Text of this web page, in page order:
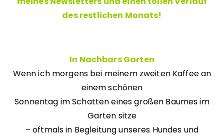
des restlichen Monats!
In Nachbars Garten
Wenn ich morgens bei meinem zweiten Kaffee an
einem schönen
Sonnentag im Schatten eines großen Baumes im
Garten sitze
– oftmals in Begleitung unseres Hundes und